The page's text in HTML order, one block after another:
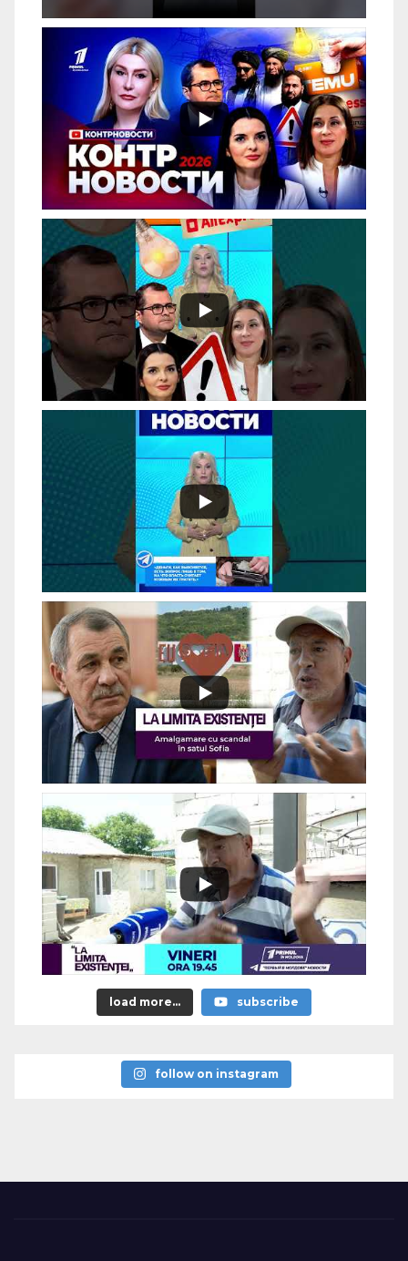
load more... subscribe
follow on instagram